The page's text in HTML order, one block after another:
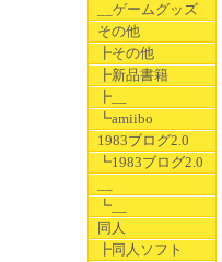
__ゲームグッズ
その他
┣その他
┣新品書籍
┣__
┗amiibo
1983ブログ2.0
┗1983ブログ2.0
┗__
同人
┣同人ソフト